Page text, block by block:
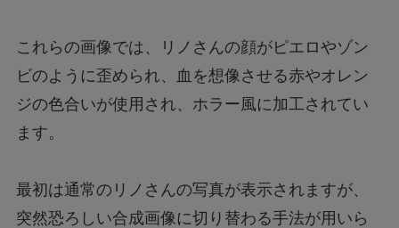
これらの画像では、リノさんの顔がピエロやゾン
ビのように歪められ、血を想像させる赤やオレン
ジの色合いが使用され、ホラー風に加工されてい
ます。
最初は通常のリノさんの写真が表示されますが、
突然恐ろしい合成画像に切り替わる手法が用いら